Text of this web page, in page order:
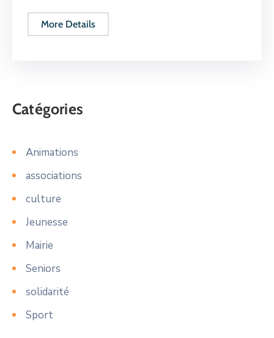
More Details
Catégories
Animations
associations
culture
Jeunesse
Mairie
Seniors
solidarité
Sport